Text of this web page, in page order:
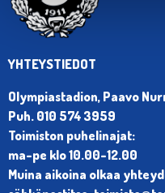
YHTEYSTIEDOT
Olympiastadion, Paavo
Puh. 010 574 3959
Toimiston puhelinajat:
ma-pe klo 10.00-12.00
Muina aikoina olkaa